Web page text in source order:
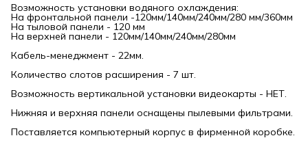
Возможность установки водяного охлаждения:
На фронтальной панели -120мм/140мм/240мм/280 мм/360мм
На тыловой панели - 120 мм
На верхней панели - 120мм/140мм/240мм/280мм
Кабель-менеджмент - 22мм.
Количество слотов расширения - 7 шт.
Возможность вертикальной установки видеокарты - НЕТ.
Нижняя и верхняя панели оснащены пылевыми фильтрами.
Поставляется компьютерный корпус в фирменной коробке.